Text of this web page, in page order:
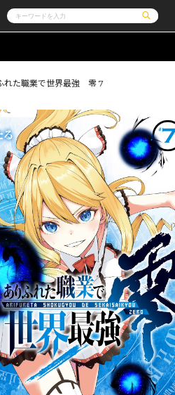
ライトノベル
ノベルスf
オーバーラップ広報室
ングス
お問い合わ
ーラップ文庫 オーバーラップノベルス
ラップノベルスf ロサージュノベルス
ックガルド コミッククリエ
リキューレ コミックパルフェ
れた職業で世界最強 零 7